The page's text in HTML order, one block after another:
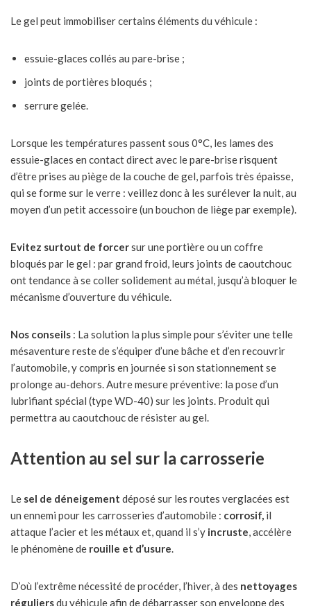
Le gel peut immobiliser certains éléments du véhicule :
essuie-glaces collés au pare-brise ;
joints de portières bloqués ;
serrure gelée.
Lorsque les températures passent sous 0°C, les lames des
essuie-glaces en contact direct avec le pare-brise risquent
d’être prises au piège de la couche de gel, parfois très épaisse,
qui se forme sur le verre : veillez donc à les surélever la nuit, au
moyen d’un petit accessoire (un bouchon de liège par exemple).
Evitez surtout de forcersur une portière ou un coffre
bloqués par le gel : par grand froid, leurs joints de caoutchouc
ont tendance à se coller solidement au métal, jusqu’à bloquer le
mécanisme d’ouverture du véhicule.
Nos conseils : La solution la plus simple pour s’éviter une telle
mésaventure reste de s’équiper d’une bâche et d’en recouvrir
l’automobile, y compris en journée si son stationnement se
prolonge au-dehors. Autre mesure préventive: la pose d’un
lubrifiant spécial (type WD-40) sur les joints. Produit qui
permettra au caoutchouc de résister au gel.
Attention au sel sur la carrosserie
Le sel de déneigement déposé sur les routes verglacées est
un ennemi pour les carrosseries d’automobile : corrosif, il
attaque l’acier et les métaux et, quand il s’y incruste, accélère
le phénomène de rouille et d’usure.
D’où l’extrême nécessité de procéder, l’hiver, à des nettoyages
réguliersdu véhicule afin de débarrasser son enveloppe des